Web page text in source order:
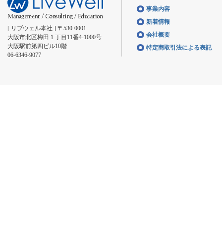
[ リブウェル本社 ] 〒530-0001
大阪市北区梅田 1 丁目11番4-1000号
大阪駅前第四ビル10階
06-6346-9077
事業内容
新着情報
会社概要
特定商取引法による表記